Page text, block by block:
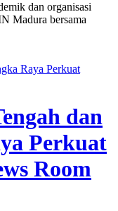
dan organisasi
Madura bersama
Raya Perkuat
dan
Perkuat
Room